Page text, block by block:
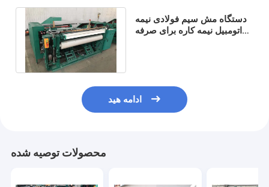
دستگاه مش سیم فولادی نیمه
اتومبیل نیمه کاره برای صرفه
ادامه هید
محصولات توصیه شده